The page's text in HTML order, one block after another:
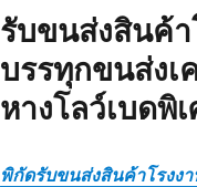
รับขนส่งสินค้
บรรทุกขนส่งเ
หางโลว์เบดพิ
พิกัดรับขนส่งสินค้าโรงง